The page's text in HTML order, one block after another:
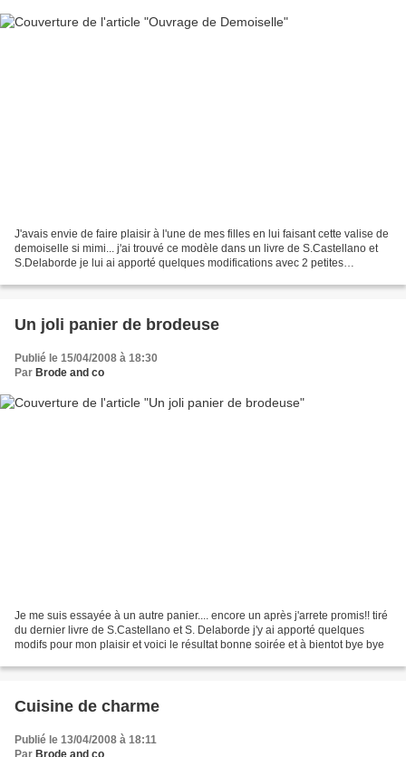
J'avais envie de faire plaisir à l'une de mes filles en lui faisant cette valise de
demoiselle si mimi... j'ai trouvé ce modèle dans un livre de S.Castellano et
S.Delaborde je lui ai apporté quelques modifications avec 2 petites
Un joli panier de brodeuse
Publié le 15/04/2008 à 18:30
Par Brode and co
Je me suis essayée à un autre panier.... encore un après j'arrete promis!! tiré
du dernier livre de S.Castellano et S. Delaborde j'y ai apporté quelques
modifs pour mon plaisir et voici le résultat bonne soirée et à bientot bye bye
Cuisine de charme
Publié le 13/04/2008 à 18:11
Par Brode and co